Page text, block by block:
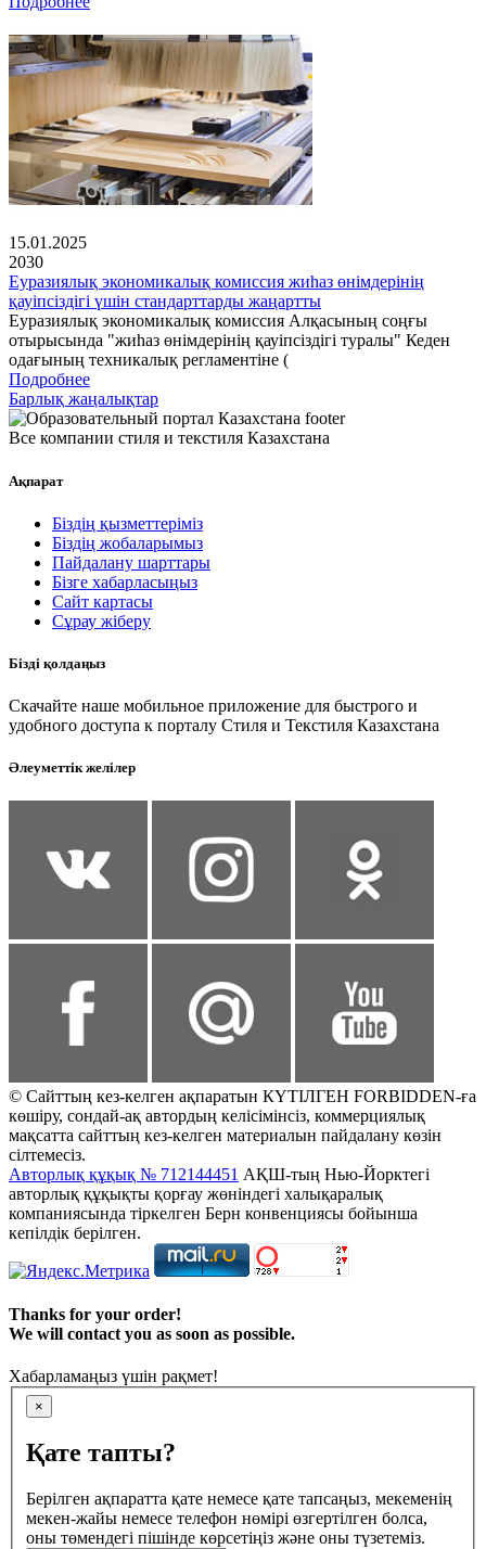
15.01.2025
2030
Еуразиялық экономикалық комиссия жиһаз өнімдерінің
қауіпсіздігі үшін стандарттарды жаңартты
Еуразиялық экономикалық комиссия Алқасының соңғы
отырысында "жиһаз өнімдерінің қауіпсіздігі туралы" Кеден
одағының техникалық регламентіне (
Подробнее
Барлық жаңалықтар
Все компании стиля и текстиля Казахстана
Ақпарат
Біздің қызметтеріміз
Біздің жобаларымыз
Пайдалану шарттары
Бізге хабарласыңыз
Сайт картасы
Сұрау жіберу
Бізді қолдаңыз
Скачайте наше мобильное приложение для быстрого и
удобного доступа к порталу Стиля и Текстиля Казахстана
Әлеуметтік желілер
© Сайттың кез-келген ақпаратын КҮТІЛГЕН FORBIDDEN-ға
көшіру, сондай-ақ автордың келісімінсіз, коммерциялық
мақсатта сайттың кез-келген материалын пайдалану көзін
сілтемесіз.
Авторлық құқық № 712144451 АҚШ-тың Нью-Йорктегі
авторлық құқықты қорғау жөніндегі халықаралық
компаниясында тіркелген Берн конвенциясы бойынша
кепілдік берілген.
Thanks for your order!
We will contact you as soon as possible.
Хабарламаңыз үшін рақмет!
×
Қате тапты?
Берілген ақпаратта қате немесе қате тапсаңыз, мекеменің
мекен-жайы немесе телефон нөмірі өзгертілген болса,
оны төмендегі пішінде көрсетіңіз және оны түзетеміз.